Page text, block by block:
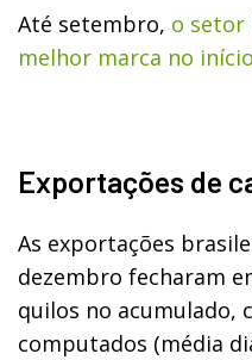
Até setembro, o setor
melhor marca no
Exportações de
As exportações
dezembro fecharam
quilos no acumulado,
computados (média